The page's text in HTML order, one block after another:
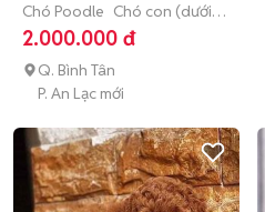
Chó Poodle Chó con (dưới 3
tháng tuổi)
2.000.000 đ
Q. Bình Tân
P. An Lạc mới